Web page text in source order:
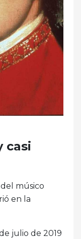
casi
músico
en la
julio de 2019